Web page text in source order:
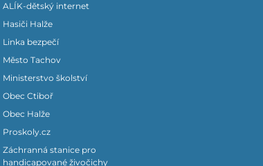
ALÍK-dětský internet
Hasiči Halže
Linka bezpečí
Město Tachov
Ministerstvo školství
Obec Ctiboř
Obec Halže
Proskoly.cz
Záchranná stanice pro
handicapované živočichy